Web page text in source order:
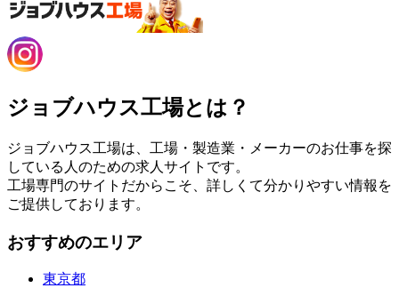
ジョブハウス工場とは？
ジョブハウス工場は、工場・製造業・メーカーのお仕事を探
している人のための求人サイトです。
工場専門のサイトだからこそ、詳しくて分かりやすい情報を
ご提供しております。
おすすめのエリア
東京都